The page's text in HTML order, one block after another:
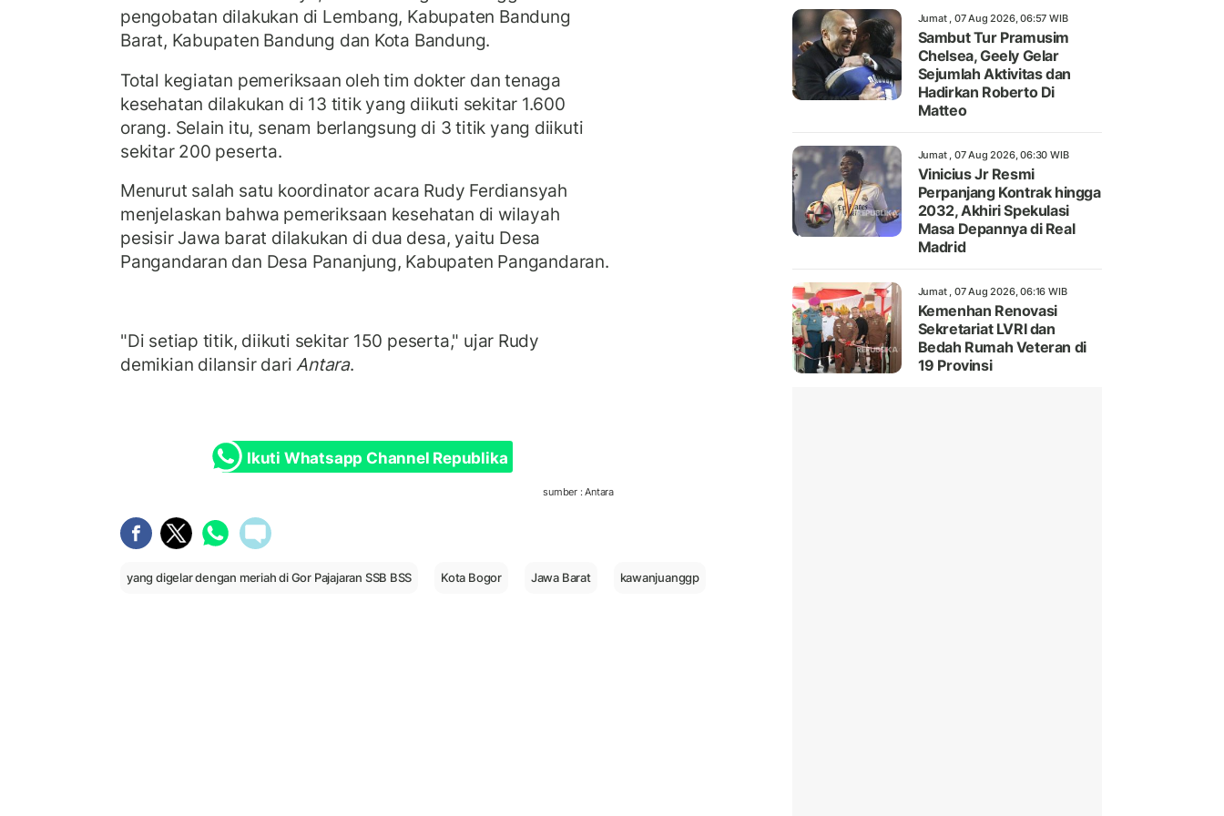
pengobatan dilakukan di Lembang, Kabupaten Bandung
Barat, Kabupaten Bandung dan Kota Bandung.
Total kegiatan pemeriksaan oleh tim dokter dan tenaga
kesehatan dilakukan di 13 titik yang diikuti sekitar 1.600
orang. Selain itu, senam berlangsung di 3 titik yang diikuti
sekitar 200 peserta.
Menurut salah satu koordinator acara Rudy Ferdiansyah
menjelaskan bahwa pemeriksaan kesehatan di wilayah
pesisir Jawa barat dilakukan di dua desa, yaitu Desa
Pangandaran dan Desa Pananjung, Kabupaten Pangandaran.
"Di setiap titik, diikuti sekitar 150 peserta," ujar Rudy
demikian dilansir dariAntara.
Ikuti Whatsapp Channel Republika
sumber : Antara
yang digelar dengan meriah di Gor Pajajaran SSB BSS Kota Bogor Jawa Barat kawanjuanggp
Jumat , 07 Aug 2026, 06:57 WIB
Sambut Tur Pramusim
Chelsea, Geely Gelar
Sejumlah Aktivitas dan
Hadirkan Roberto Di
Matteo
Jumat , 07 Aug 2026, 06:30 WIB
Vinicius Jr Resmi
Perpanjang Kontrak hingga
2032, Akhiri Spekulasi
Masa Depannya di Real
Madrid
Jumat , 07 Aug 2026, 06:16 WIB
Kemenhan Renovasi
Sekretariat LVRI dan
Bedah Rumah Veteran di
19 Provinsi